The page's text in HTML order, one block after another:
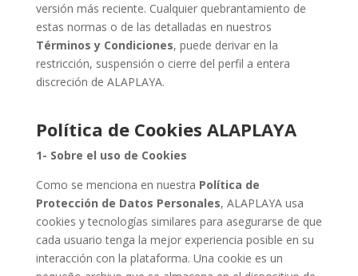
versión más reciente. Cualquier quebrantamiento de
estas normas o de las detalladas en nuestros
Términos y Condiciones, puede derivar en la
restricción, suspensión o cierre del perfil a entera
discreción de ALAPLAYA.
Política de Cookies ALAPLAYA
1- Sobre el uso de Cookies
Como se menciona en nuestra Política de
Protección de Datos Personales, ALAPLAYA usa
cookies y tecnologías similares para asegurarse de que
cada usuario tenga la mejor experiencia posible en su
interacción con la plataforma. Una cookie es un